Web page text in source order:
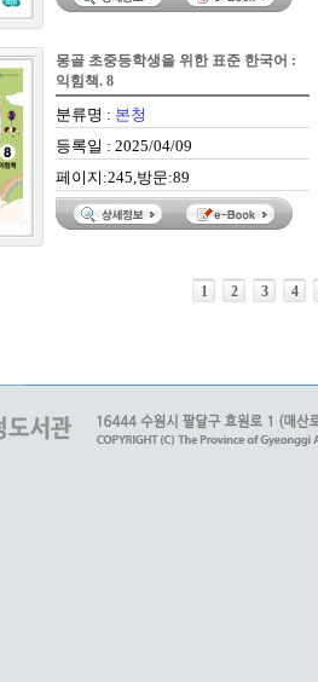
몽골 초중등학생을 위한 표준 한국어 :
익힘책. 8
분류명 : 본청
등록일 : 2025/04/09
페이지:245,방문:89
1 2 3 4